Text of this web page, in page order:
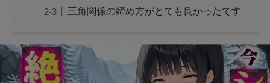
三角関係の締め方がとても良かったです